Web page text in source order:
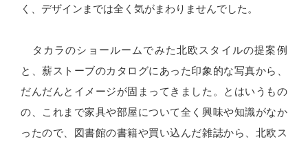
く、デザインまでは全く気がまわりませんでした。
タカラのショールームでみた北欧スタイルの提案例
と、薪ストーブのカタログにあった印象的な写真から、
だんだんとイメージが固まってきました。とはいうもの
の、これまで家具や部屋について全く興味や知識がなか
ったので、図書館の書籍や買い込んだ雑誌から、北欧ス